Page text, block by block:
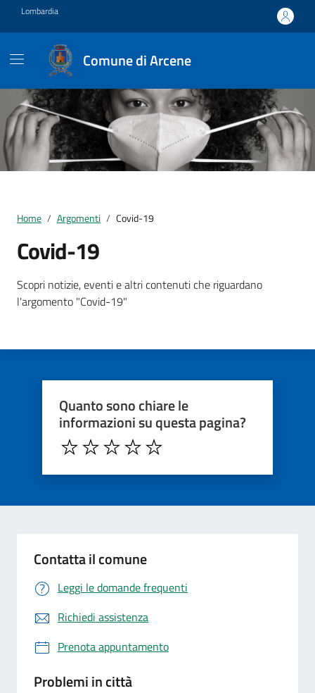
Vai ai contenuti
Vai al footer
Lombardia
Comune di Arcene
Home Argomenti Covid-19
Covid-19
Dettagli della notizia
Scopri notizie, eventi e altri contenuti che riguardano
l'argomento "Covid-19"
Quanto sono chiare le
informazioni su questa pagina?
Contatta il comune
Leggi le domande frequenti
Richiedi assistenza
Prenota appuntamento
Problemi in città